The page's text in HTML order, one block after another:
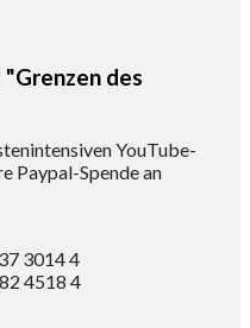
des
YouTube-
Paypal-Spende an
3014 4
4518 4